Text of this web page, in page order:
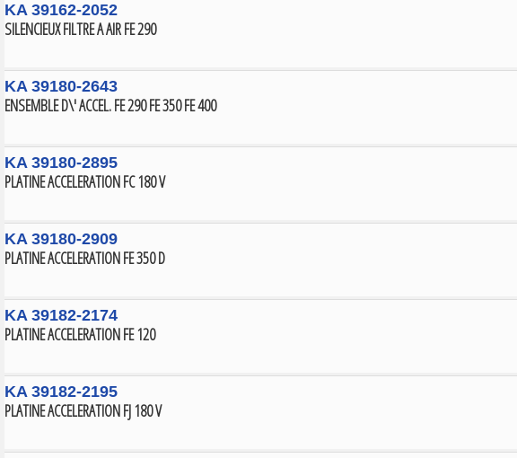
KA 39162-2052
SILENCIEUX FILTRE A AIR FE 290
KA 39180-2643
ENSEMBLE D\' ACCEL. FE 290 FE 350 FE 400
KA 39180-2895
PLATINE ACCELERATION FC 180 V
KA 39180-2909
PLATINE ACCELERATION FE 350 D
KA 39182-2174
PLATINE ACCELERATION FE 120
KA 39182-2195
PLATINE ACCELERATION FJ 180 V